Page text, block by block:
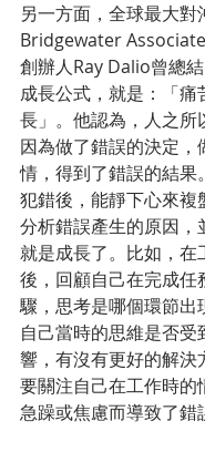
另一方面，全球最大對
Bridgewater
創辦人Ray Dalio曾總
成長公式，就是：「痛
長」。他認為，人之所
因為做了錯誤的決定，
情，得到了錯誤的結果
犯錯後，能靜下心來複
分析錯誤產生的原因，
就是成長了。比如，在
後，回顧自己在完成任
驟，思考是哪個環節出
自己當時的思維是否受
響，有沒有更好的解決
要關注自己在工作時的
急躁或焦慮而導致了錯